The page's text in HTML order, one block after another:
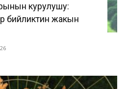
курулушу:
бийликтин жакын